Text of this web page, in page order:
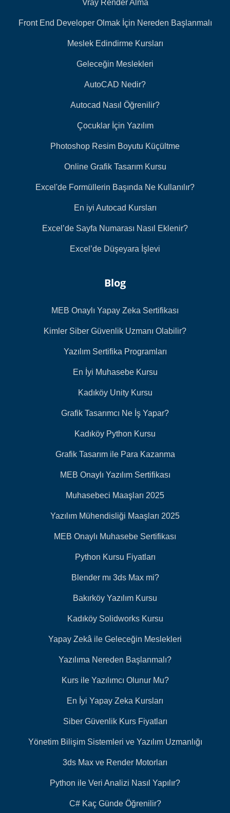
Vray Render Alma
Front End Developer Olmak İçin Nereden Başlanmalı
Meslek Edindirme Kursları
Geleceğin Meslekleri
AutoCAD Nedir?
Autocad Nasıl Öğrenilir?
Çocuklar İçin Yazılım
Photoshop Resim Boyutu Küçültme
Online Grafik Tasarım Kursu
Excel'de Formüllerin Başında Ne Kullanılır?
En iyi Autocad Kursları
Excel’de Sayfa Numarası Nasıl Eklenir?
Excel’de Düşeyara İşlevi
Blog
MEB Onaylı Yapay Zeka Sertifikası
Kimler Siber Güvenlik Uzmanı Olabilir?
Yazılım Sertifika Programları
En İyi Muhasebe Kursu
Kadıköy Unity Kursu
Grafik Tasarımcı Ne İş Yapar?
Kadıköy Python Kursu
Grafik Tasarım ile Para Kazanma
MEB Onaylı Yazılım Sertifikası
Muhasebeci Maaşları 2025
Yazılım Mühendisliği Maaşları 2025
MEB Onaylı Muhasebe Sertifikası
Python Kursu Fiyatları
Blender mı 3ds Max mi?
Bakırköy Yazılım Kursu
Kadıköy Solidworks Kursu
Yapay Zekâ ile Geleceğin Meslekleri
Yazılıma Nereden Başlanmalı?
Kurs ile Yazılımcı Olunur Mu?
En İyi Yapay Zeka Kursları
Siber Güvenlik Kurs Fiyatları
Yönetim Bilişim Sistemleri ve Yazılım Uzmanlığı
3ds Max ve Render Motorları
Python ile Veri Analizi Nasıl Yapılır?
C# Kaç Günde Öğrenilir?